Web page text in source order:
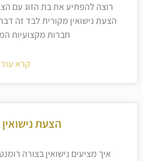
רוצה להפתיע את בת הזוג עם
הצעת נישואין מקורית לבד זה
חברות מקצועיות
קרא
הצעת
איך מציעים נישואין בצורה